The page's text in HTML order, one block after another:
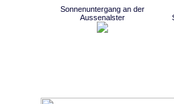
Sonnenuntergang an der
Aussenalster